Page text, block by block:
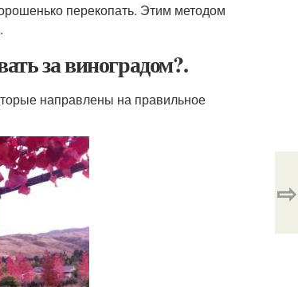
перекопать. Этим методом
за виноградом?.
направлены на правильное
⇨